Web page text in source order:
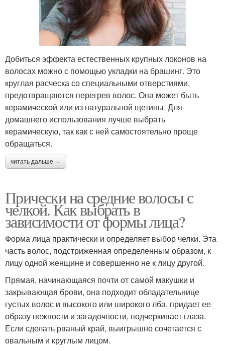
Прически с длинными
волосами
Современные прически
Модные прически Высокие прически
Ежедневные прически Высокий бант
Прическа на короткие
Задорная прическа Прическа в стиле
Прически с букли Прическа с буклями
Прическа в школу
Прически для больших
Добиться эффекта естественных крупных локонов на
волосах можно с помощью укладки на брашинг. Это
круглая расческа со специальными отверстиями,
предотвращаются перегрев волос. Она может быть
керамической или из натуральной щетины. Для
домашнего использования лучше выбрать
керамическую, так как с ней самостоятельно проще
обращаться.
читать дальше →
Прически на средние волосы с
челкой. Как выбрать в
зависимости от формы лица?
Форма лица практически и определяет выбор челки. Эта
часть волос, подстриженная определенным образом, к
лицу одной женщине и совершенно не к лицу другой.
Прямая, начинающаяся почти от самой макушки и
закрывающая брови, она подходит обладательнице
густых волос и высокого или широкого лба, придает ее
образу нежности и загадочности, подчеркивает глаза.
Если сделать рваный край, выигрышно сочетается с
овальным и круглым лицом.